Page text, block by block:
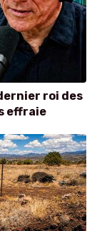
roi des
effraie